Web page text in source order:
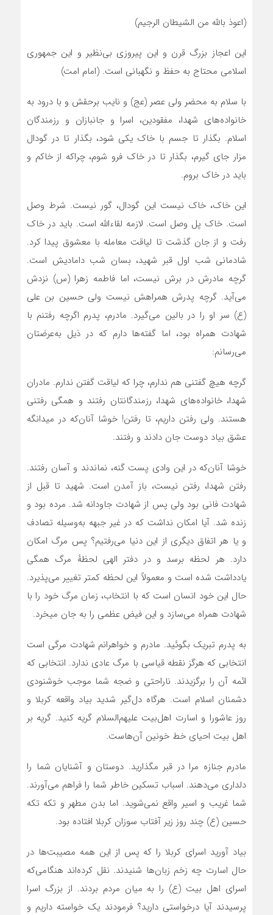
(اعوذ بالله من الشیطان الرجیم)
این اعجاز بزرگ قرن و این پیروزی بی‌نظیر و این جمهوری
اسلامی محتاج به حفظ و نگهبانی است. (امام امت)
با سلام به محضر ولی عصر (عج) و نایب برحقش و با درود به
خانواده‌های شهدا، مفقودین، اسرا و جانبازان و رزمندگان
اسلام. بگذار تا جسم با خاک یکی شود، بگذار تا در گودال
مزار جای گیرم، بگذار تا در خاک فرو شوم، چراکه از خاکم و
باید در خاک بروم.
این خاک، خاک نیست این گودال، گور نیست. شرط وصل
است. خاک پل وصل است. لازمه لقاءالله است. باید در خاک
رفت و از جان گذشت تا لیاقت معامله با معشوق پیدا کرد.
شادمانی شب اول قبر شهید، بسان شب دامادیش است.
گرچه مادرش در برش نیست، اما فاطمه زهرا (س) نزدش
می‌آید. گرچه پدرش همراهش نیست ولی حسین بن علی
(ع) سر او را در بالین می‌گیرد. مادرم، پدرم اگرچه رفتنم با
شهادت همراه بود، اما گفته‌ها دارم که در ذیل به‌عرضتان
می‌رسانم:
گرچه هیچ گفتنی هم ندارم، چرا که لیاقت گفتن ندارم. مادران
شهدا، خانواده‌های شهدا، رزمندگانتان رفتند و همگی رفتنی
هستند. ولی رفتن داریم، تا رفتن! خوشا آنان‌که در میدانگه
عشق بیاد دوست جان دادند و رفتند.
خوشا آنان‌که در این وادی پست گنه، نماندند و آسان رفتند.
رفتن شهدا، رفتن نیست، باز آمدن است. شهید تا قبل از
شهادت فانی بود ولی پس از شهادت جاودانه شد. مرده بود و
زنده شد. آیا امکان نداشت که در غیر جبهه به‌وسیله تصادف
و یا هر اتفاق دیگری از این دنیا می‌رفتیم؟ پس مرگ امکان
دارد. هر لحظه برسد و در دفتر الهی لحظهٔ مرگ همگی
یادداشت شده است و معمولاً این لحظه کمتر تغییر می‌پذیرد.
حال این خود انسان است که با انتخاب، زمان مرگ خود را با
شهادت همراه می‌سازد و این فیض عظمی را به جان میخرد.
به پدرم تبریک بگوئید. مادرم و خواهرانم شهادت مرگی است
انتخابی که هرگز نقطه قیاسی با مرگ عادی ندارد. انتخابی که
ائمه آن را برگزیدند. ناراحتی و ضجه شما موجب خوشنودی
دشمنان اسلام است. هرگاه دل‌گیر شدید بیاد واقعه کربلا و
روز عاشورا و اسارت اهل‌بیت علیهم‌السلام گریه کنید. گریه بر
اهل بیت احیای خط خونین آن‌هاست.
مادرم جنازه مرا در قبر مگذارید. دوستان و آشنایان شما را
دلداری می‌دهند. اسباب تسکین خاطر شما را فراهم می‌آورند.
شما غریب و اسیر واقع نمی‌شوید. اما بدن مطهر و تکه تکه
حسین (ع) چند روز زیر آفتاب سوزان کربلا افتاده بود.
بیاد آورید اسرای کربلا را که پس از این همه مصیبت‌ها در
حال اسارت چه زخم زبان‌ها شنیدند. نقل کرده‌اند هنگامی‌که
اسرای اهل بیت (ع) را به میان مردم بردند. از بزرگ اسرا
پرسیدند آیا درخواستی دارید؟ فرمودند یک خواسته داریم و